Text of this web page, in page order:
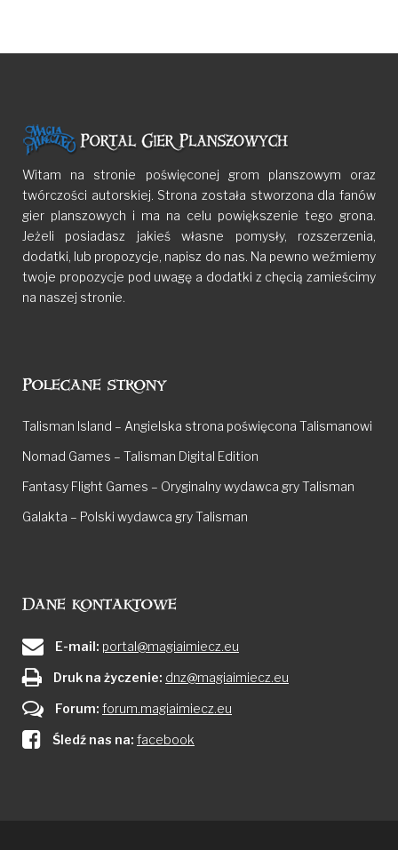
Witam na stronie poświęconej grom planszowym oraz
twórczości autorskiej. Strona została stworzona dla fanów
gier planszowych i ma na celu powiększenie tego grona.
Jeżeli posiadasz jakieś własne pomysły, rozszerzenia,
dodatki, lub propozycje, napisz do nas. Na pewno weźmiemy
twoje propozycje pod uwagę a dodatki z chęcią zamieścimy
na naszej stronie.
Polecane strony
Talisman Island – Angielska strona poświęcona Talismanowi
Nomad Games – Talisman Digital Edition
Fantasy Flight Games – Oryginalny wydawca gry Talisman
Galakta – Polski wydawca gry Talisman
Dane kontaktowe
E-mail: portal@magiaimiecz.eu
Druk na życzenie: dnz@magiaimiecz.eu
Forum: forum.magiaimiecz.eu
Śledź nas na: facebook